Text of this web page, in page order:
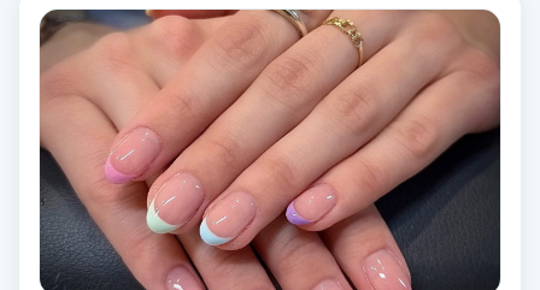
Fotmassage
Fotsvamp
Fotvård
Fransar